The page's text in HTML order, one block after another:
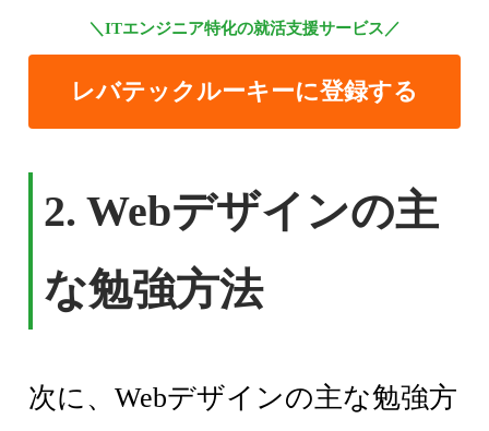
＼ITエンジニア特化の就活支援サービス／
レバテックルーキーに登録する
2. Webデザインの主
な勉強方法
次に、Webデザインの主な勉強方